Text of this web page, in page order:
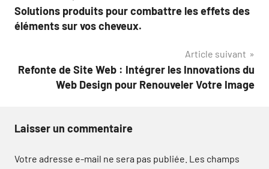
de
Solutions produits pour combattre les effets des
éléments sur vos cheveux.
Article suivant
Refonte de Site Web : Intégrer les Innovations du
Web Design pour Renouveler Votre Image
Laisser un commentaire
Votre adresse e-mail ne sera pas publiée. Les champs